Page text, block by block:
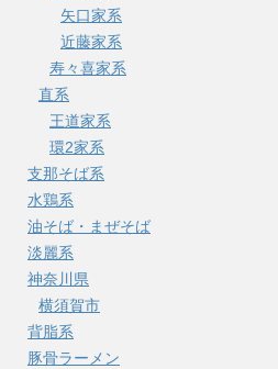
矢口家系
近藤家系
寿々喜家系
直系
王道家系
環2家系
支那そば系
水鶏系
油そば・まぜそば
淡麗系
神奈川県
横須賀市
背脂系
豚骨ラーメン